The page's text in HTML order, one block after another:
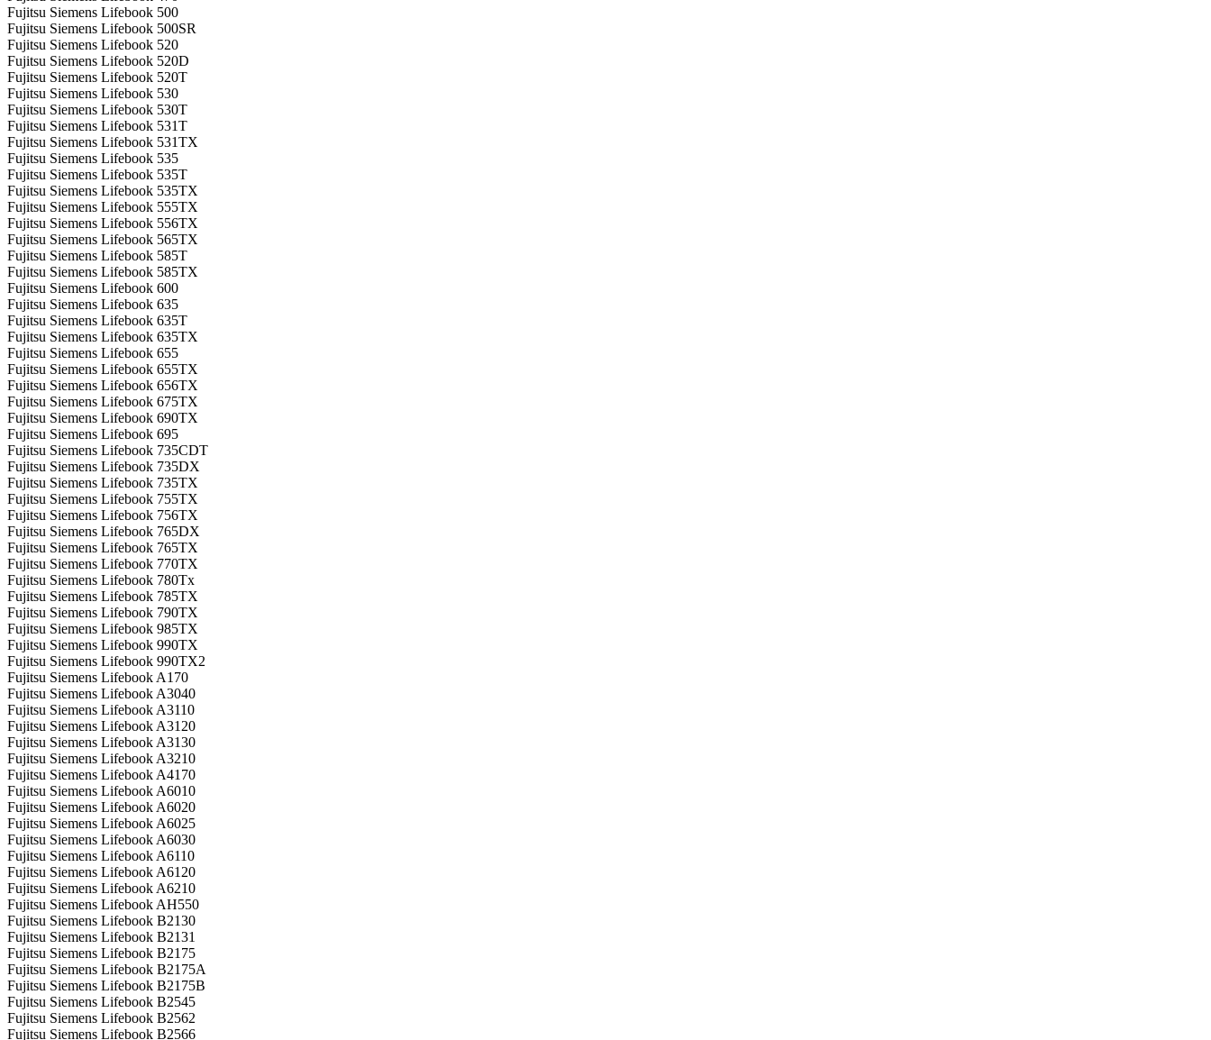
Fujitsu Siemens Lifebook 500
Fujitsu Siemens Lifebook 500SR
Fujitsu Siemens Lifebook 520
Fujitsu Siemens Lifebook 520D
Fujitsu Siemens Lifebook 520T
Fujitsu Siemens Lifebook 530
Fujitsu Siemens Lifebook 530T
Fujitsu Siemens Lifebook 531T
Fujitsu Siemens Lifebook 531TX
Fujitsu Siemens Lifebook 535
Fujitsu Siemens Lifebook 535T
Fujitsu Siemens Lifebook 535TX
Fujitsu Siemens Lifebook 555TX
Fujitsu Siemens Lifebook 556TX
Fujitsu Siemens Lifebook 565TX
Fujitsu Siemens Lifebook 585T
Fujitsu Siemens Lifebook 585TX
Fujitsu Siemens Lifebook 600
Fujitsu Siemens Lifebook 635
Fujitsu Siemens Lifebook 635T
Fujitsu Siemens Lifebook 635TX
Fujitsu Siemens Lifebook 655
Fujitsu Siemens Lifebook 655TX
Fujitsu Siemens Lifebook 656TX
Fujitsu Siemens Lifebook 675TX
Fujitsu Siemens Lifebook 690TX
Fujitsu Siemens Lifebook 695
Fujitsu Siemens Lifebook 735CDT
Fujitsu Siemens Lifebook 735DX
Fujitsu Siemens Lifebook 735TX
Fujitsu Siemens Lifebook 755TX
Fujitsu Siemens Lifebook 756TX
Fujitsu Siemens Lifebook 765DX
Fujitsu Siemens Lifebook 765TX
Fujitsu Siemens Lifebook 770TX
Fujitsu Siemens Lifebook 780Tx
Fujitsu Siemens Lifebook 785TX
Fujitsu Siemens Lifebook 790TX
Fujitsu Siemens Lifebook 985TX
Fujitsu Siemens Lifebook 990TX
Fujitsu Siemens Lifebook 990TX2
Fujitsu Siemens Lifebook A170
Fujitsu Siemens Lifebook A3040
Fujitsu Siemens Lifebook A3110
Fujitsu Siemens Lifebook A3120
Fujitsu Siemens Lifebook A3130
Fujitsu Siemens Lifebook A3210
Fujitsu Siemens Lifebook A4170
Fujitsu Siemens Lifebook A6010
Fujitsu Siemens Lifebook A6020
Fujitsu Siemens Lifebook A6025
Fujitsu Siemens Lifebook A6030
Fujitsu Siemens Lifebook A6110
Fujitsu Siemens Lifebook A6120
Fujitsu Siemens Lifebook A6210
Fujitsu Siemens Lifebook AH550
Fujitsu Siemens Lifebook B2130
Fujitsu Siemens Lifebook B2131
Fujitsu Siemens Lifebook B2175
Fujitsu Siemens Lifebook B2175A
Fujitsu Siemens Lifebook B2175B
Fujitsu Siemens Lifebook B2545
Fujitsu Siemens Lifebook B2562
Fujitsu Siemens Lifebook B2566